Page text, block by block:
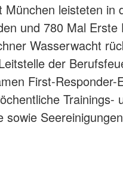
leisteten in
und 780 Mal Erste
Wasserwacht
der
First-Responder-
Trainings-
sowie